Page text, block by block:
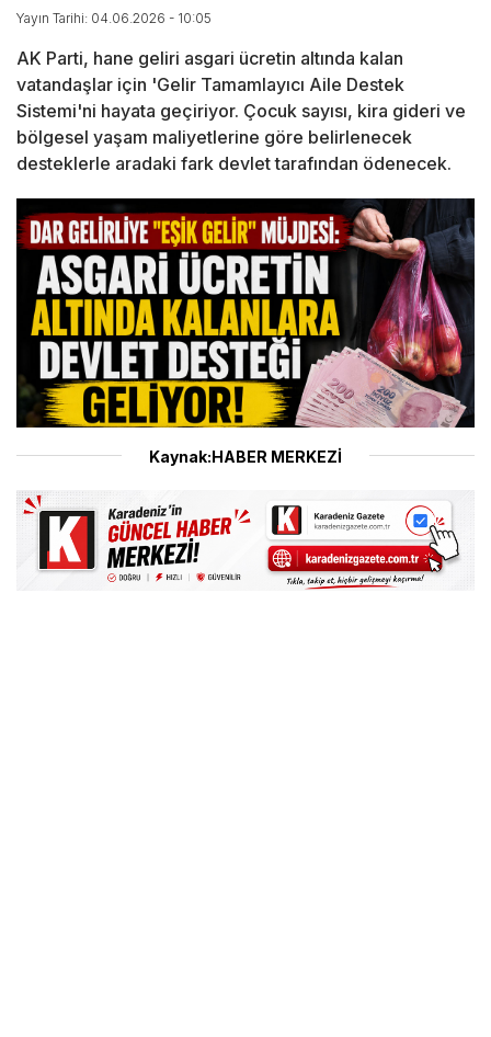
Yayın Tarihi: 04.06.2026 - 10:05
AK Parti, hane geliri asgari ücretin altında kalan
vatandaşlar için 'Gelir Tamamlayıcı Aile Destek
Sistemi'ni hayata geçiriyor. Çocuk sayısı, kira gideri ve
bölgesel yaşam maliyetlerine göre belirlenecek
desteklerle aradaki fark devlet tarafından ödenecek.
Kaynak:HABER MERKEZİ